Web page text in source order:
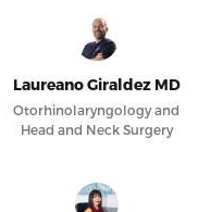
Laureano Giraldez MD
Otorhinolaryngology and
Head and Neck Surgery